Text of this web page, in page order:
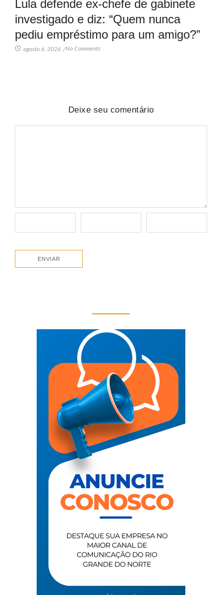
Lula defende ex-chefe de gabinete
investigado e diz: “Quem nunca
pediu empréstimo para um amigo?”
agosto 6, 2026 /No Comments
Deixe seu comentário